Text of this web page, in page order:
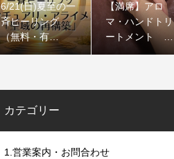
6/21(日)夏至の一
斉ヒーリング
（無料・有
料）：サンクチ
【満席】アロ
マ・ハンドトリ
ートメント コ
カテゴリー
1.営業案内・お問合わせ